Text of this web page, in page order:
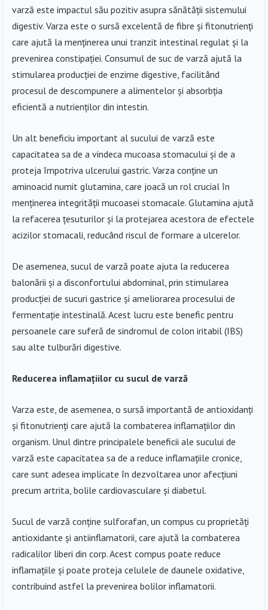
varză este impactul său pozitiv asupra sănătății sistemului
digestiv. Varza este o sursă excelentă de fibre și fitonutrienți
care ajută la menținerea unui tranzit intestinal regulat și la
prevenirea constipației. Consumul de suc de varză ajută la
stimularea producției de enzime digestive, facilitând
procesul de descompunere a alimentelor și absorbția
eficientă a nutrienților din intestin.
Un alt beneficiu important al sucului de varză este
capacitatea sa de a vindeca mucoasa stomacului și de a
proteja împotriva ulcerului gastric. Varza conține un
aminoacid numit glutamina, care joacă un rol crucial în
menținerea integrității mucoasei stomacale. Glutamina ajută
la refacerea țesuturilor și la protejarea acestora de efectele
acizilor stomacali, reducând riscul de formare a ulcerelor.
De asemenea, sucul de varză poate ajuta la reducerea
balonării și a disconfortului abdominal, prin stimularea
producției de sucuri gastrice și ameliorarea procesului de
fermentație intestinală. Acest lucru este benefic pentru
persoanele care suferă de sindromul de colon iritabil (IBS)
sau alte tulburări digestive.
Reducerea inflamațiilor cu sucul de varză
Varza este, de asemenea, o sursă importantă de antioxidanți
și fitonutrienți care ajută la combaterea inflamațiilor din
organism. Unul dintre principalele beneficii ale sucului de
varză este capacitatea sa de a reduce inflamațiile cronice,
care sunt adesea implicate în dezvoltarea unor afecțiuni
precum artrita, bolile cardiovasculare și diabetul.
Sucul de varză conține sulforafan, un compus cu proprietăți
antioxidante și antiinflamatorii, care ajută la combaterea
radicalilor liberi din corp. Acest compus poate reduce
inflamațiile și poate proteja celulele de daunele oxidative,
contribuind astfel la prevenirea bolilor inflamatorii.